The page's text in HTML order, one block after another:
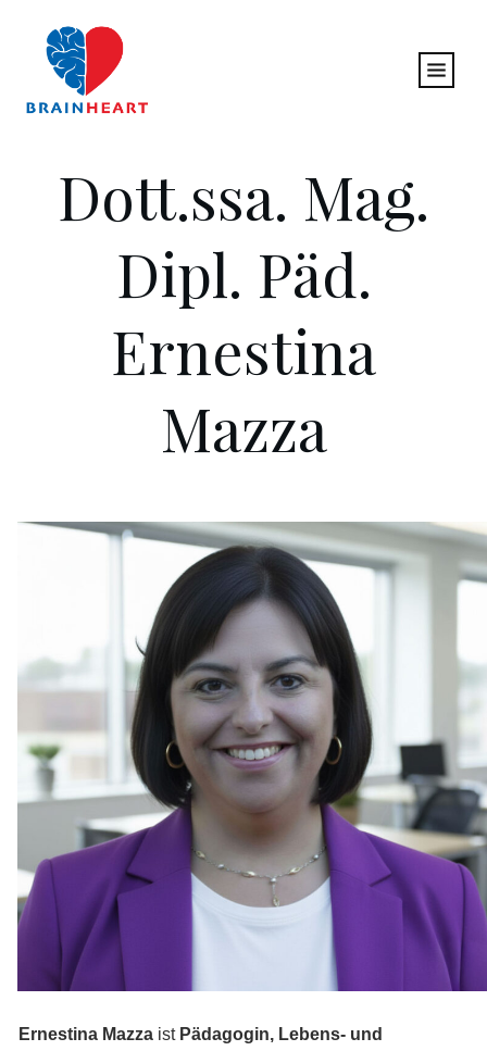
Dott.ssa. Mag.
Dipl. Päd.
Ernestina
Mazza
Ernestina Mazza ist Pädagogin, Lebens- und